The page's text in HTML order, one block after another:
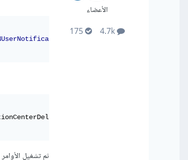
الأعضاء
4.7k
175
ثم تشغيل الأوامر